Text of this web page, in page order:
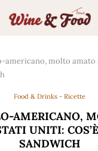
americano, molto
Food & Drinks - Ricette
AMERICANO,
UNITI:
SANDWICH